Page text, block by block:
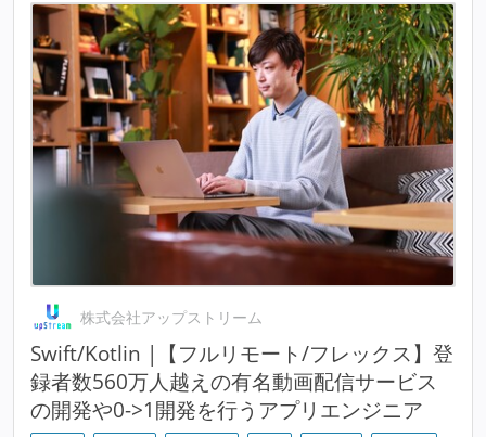
株式会社アップストリーム
Swift/Kotlin |【フルリモート/フレックス】登
録者数560万人越えの有名動画配信サービス
の開発や0->1開発を行うアプリエンジニア